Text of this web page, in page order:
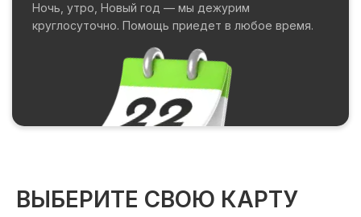
Ночь, утро, Новый год — мы дежурим
круглосуточно. Помощь приедет в любое время.
ВЫБЕРИТЕ СВОЮ КАРТУ